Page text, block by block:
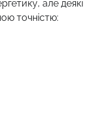
але деякі
точністю: